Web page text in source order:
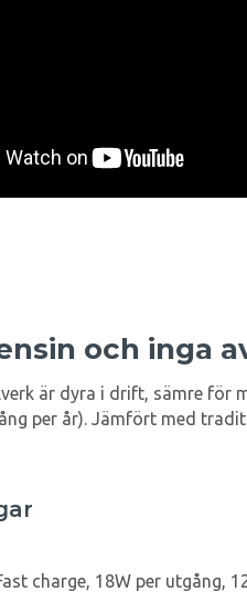
och inga
är dyra i drift, sämre för
per år). Jämfört med
charge, 18W per utgång,